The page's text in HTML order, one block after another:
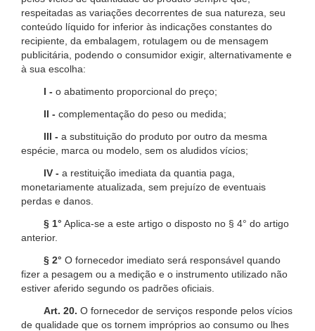
respeitadas as variações decorrentes de sua natureza, seu
conteúdo líquido for inferior às indicações constantes do
recipiente, da embalagem, rotulagem ou de mensagem
publicitária, podendo o consumidor exigir, alternativamente e
à sua escolha:
I - o abatimento proporcional do preço;
II - complementação do peso ou medida;
III - a substituição do produto por outro da mesma
espécie, marca ou modelo, sem os aludidos vícios;
IV - a restituição imediata da quantia paga,
monetariamente atualizada, sem prejuízo de eventuais
perdas e danos.
§ 1° Aplica-se a este artigo o disposto no § 4° do artigo
anterior.
§ 2° O fornecedor imediato será responsável quando
fizer a pesagem ou a medição e o instrumento utilizado não
estiver aferido segundo os padrões oficiais.
Art. 20. O fornecedor de serviços responde pelos vícios
de qualidade que os tornem impróprios ao consumo ou lhes